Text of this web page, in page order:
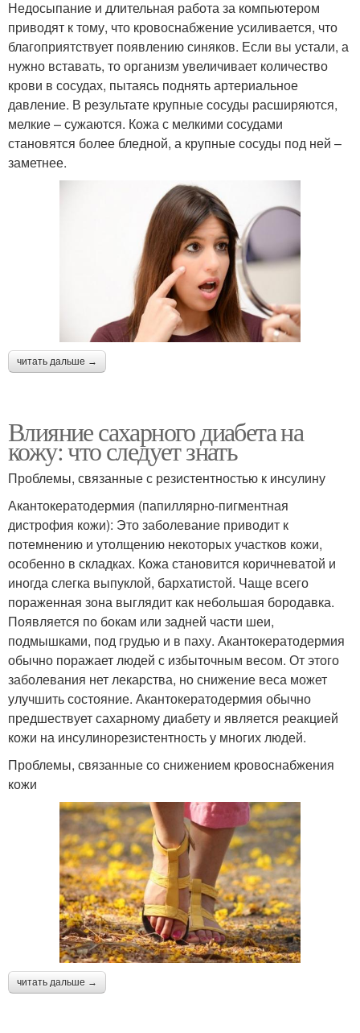
Недосыпание и длительная работа за компьютером
приводят к тому, что кровоснабжение усиливается, что
благоприятствует появлению синяков. Если вы устали, а
нужно вставать, то организм увеличивает количество
крови в сосудах, пытаясь поднять артериальное
давление. В результате крупные сосуды расширяются,
мелкие – сужаются. Кожа с мелкими сосудами
становятся более бледной, а крупные сосуды под ней –
заметнее.
читать дальше →
Влияние сахарного диабета на
кожу: что следует знать
Проблемы, связанные с резистентностью к инсулину
Акантокератодермия (папиллярно-пигментная
дистрофия кожи): Это заболевание приводит к
потемнению и утолщению некоторых участков кожи,
особенно в складках. Кожа становится коричневатой и
иногда слегка выпуклой, бархатистой. Чаще всего
пораженная зона выглядит как небольшая бородавка.
Появляется по бокам или задней части шеи,
подмышками, под грудью и в паху. Акантокератодермия
обычно поражает людей с избыточным весом. От этого
заболевания нет лекарства, но снижение веса может
улучшить состояние. Акантокератодермия обычно
предшествует сахарному диабету и является реакцией
кожи на инсулинорезистентность у многих людей.
Проблемы, связанные со снижением кровоснабжения
кожи
читать дальше →